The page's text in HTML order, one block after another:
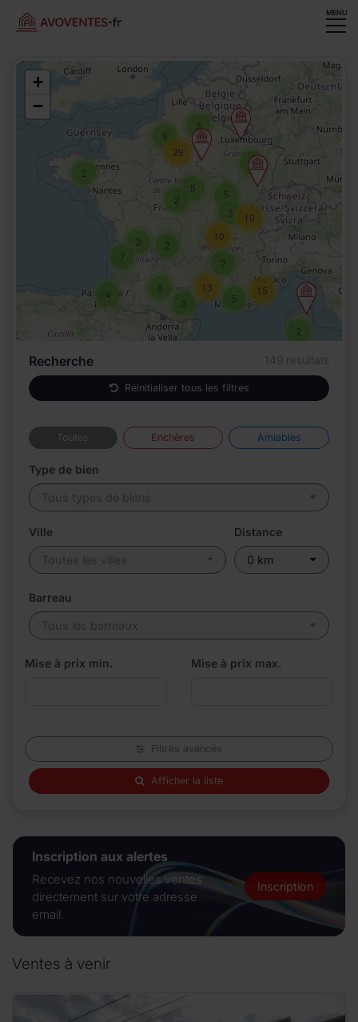
MENU
2
13
2
5
3
2
29
9
5
2
10
5
15
3
5
10
2
3
6
3
4
7
+
−
Recherche 149 résultats
Réinitialiser tous les filtres
Toutes Enchères Amiables
Type de bien
Tous types de biens
Ville
Toutes les villes
Distance
0 km
Barreau
Tous les barreaux
Mise à prix min. Mise à prix max.
Filtres avancés
Afficher la liste
Inscription aux alertes
Recevez nos nouvelles ventes
directement sur votre adresse
email.
Inscription
Ventes à venir